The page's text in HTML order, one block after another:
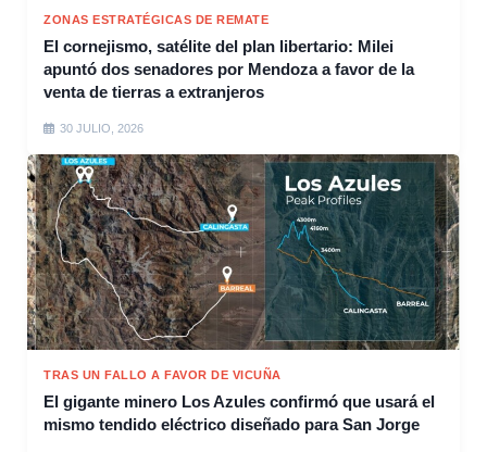
ZONAS ESTRATÉGICAS DE REMATE
El cornejismo, satélite del plan libertario: Milei
apuntó dos senadores por Mendoza a favor de la
venta de tierras a extranjeros
30 JULIO, 2026
TRAS UN FALLO A FAVOR DE VICUÑA
El gigante minero Los Azules confirmó que usará el
mismo tendido eléctrico diseñado para San Jorge